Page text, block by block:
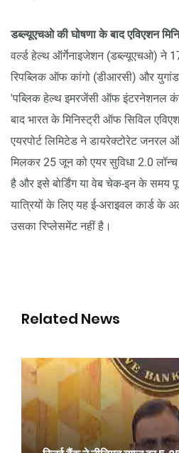
डब्ल्यूएचओ की घोषणा के बाद एविएशन
वर्ल्ड हेल्थ ऑर्गेनाइजेशन (डब्ल्यूएचओ) ने
रिपब्लिक ऑफ कांगो (डीआरसी) और
'पब्लिक हेल्थ इमरजेंसी ऑफ इंटरनेशनल
बाद भारत के मिनिस्ट्री ऑफ सिविल
एयरपोर्ट लिमिटेड ने डायरेक्टोरेट
मिलकर 25 जून को एयर सुविधा 2.0
है और इसे बोर्डिंग या वेब चेक-इन के समय
यात्रियों के लिए यह ई-अराइवल कार्ड के
उसका रिप्लेसमेंट नहीं है।
Related News